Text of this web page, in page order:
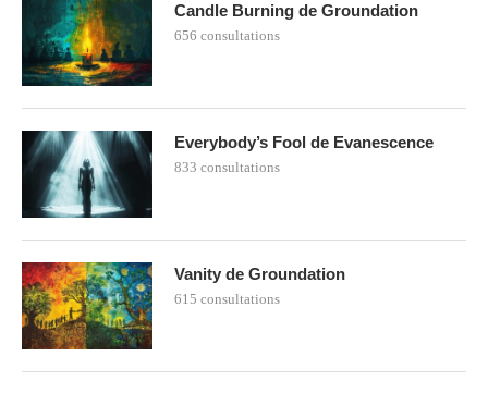
Candle Burning de Groundation
656 consultations
Everybody’s Fool de Evanescence
833 consultations
Vanity de Groundation
615 consultations